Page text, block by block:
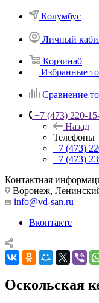
Колумбус
Личный
Корзина0
Избранные
Сравнение
+7 (473) 220-
Назад
Телефоны
+7 (473)
+7 (473)
Контактная
Воронеж,
info@vd-san.ru
Вконтакте
Оскольская